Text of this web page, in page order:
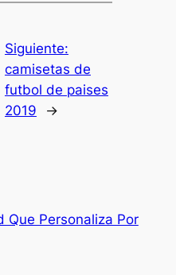
Siguiente:
camisetas de
futbol de paises
2019
→
Que Personaliza Por